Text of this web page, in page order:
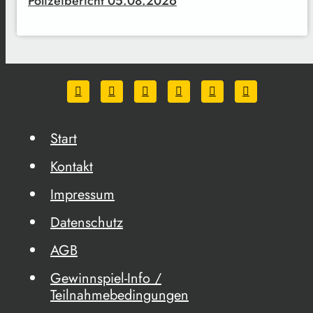
Start
Kontakt
Impressum
Datenschutz
AGB
Gewinnspiel-Info /
Teilnahmebedingungen